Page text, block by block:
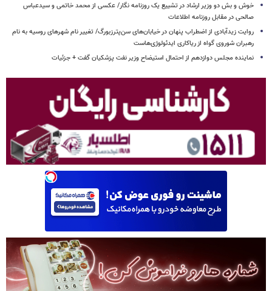
خوش و بش دو وزیر ارشاد در تشییع یک روزنامه نگار/ عکسی از محمد خاتمی و سیدعباس
صالحی در مقابل روزنامه اطلاعات
روایت زیدآبادی از اضطراب پنهان در خیابان‌های سن‌پترزبورگ/ تغییر نام شهرهای روسیه به نام
رهبران شوروی گواه از ریاکاری ایدئولوژی‌هاست
نماینده مجلس دوازدهم از احتمال استیضاح وزیر نفت پزشکیان گفت + جزئیات